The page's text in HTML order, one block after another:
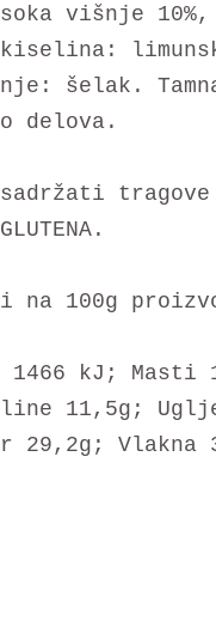
višnje
šelak.
delova.
tragove
100g
kJ; Masti
11,5g;
29,2g;